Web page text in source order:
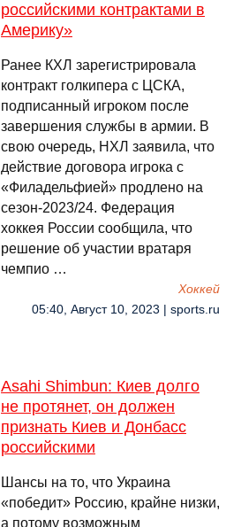
российскими контрактами в
Америку»
Ранее КХЛ зарегистрировала
контракт голкипера с ЦСКА,
подписанный игроком после
завершения службы в армии. В
свою очередь, НХЛ заявила, что
действие договора игрока с
«Филадельфией» продлено на
сезон-2023/24. Федерация
хоккея России сообщила, что
решение об участии вратаря
чемпио …
Хоккей
05:40, Август 10, 2023 | sports.ru
Asahi Shimbun: Киев долго
не протянет, он должен
признать Киев и Донбасс
российскими
Шансы на то, что Украина
«победит» Россию, крайне низки,
а потому возможным